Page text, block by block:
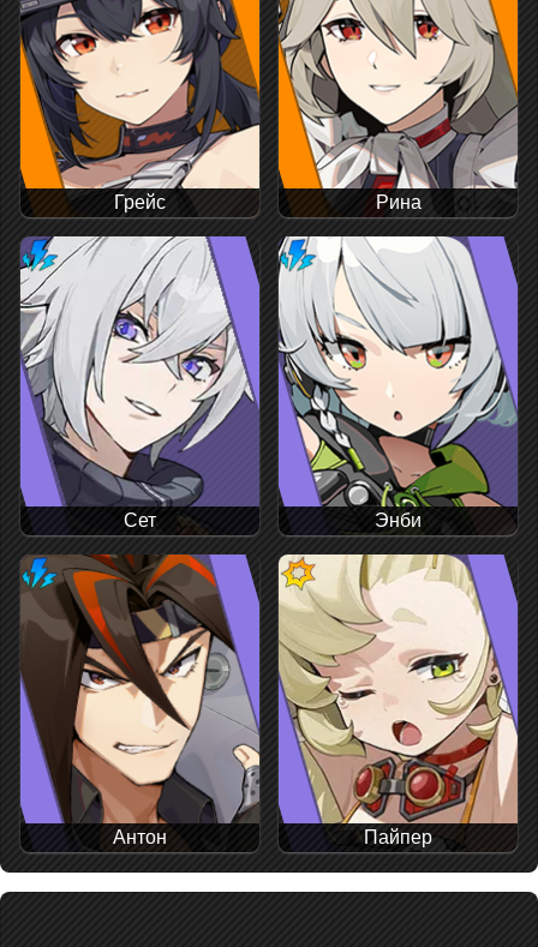
Грейс Рина
Сет Энби
Антон Пайпер